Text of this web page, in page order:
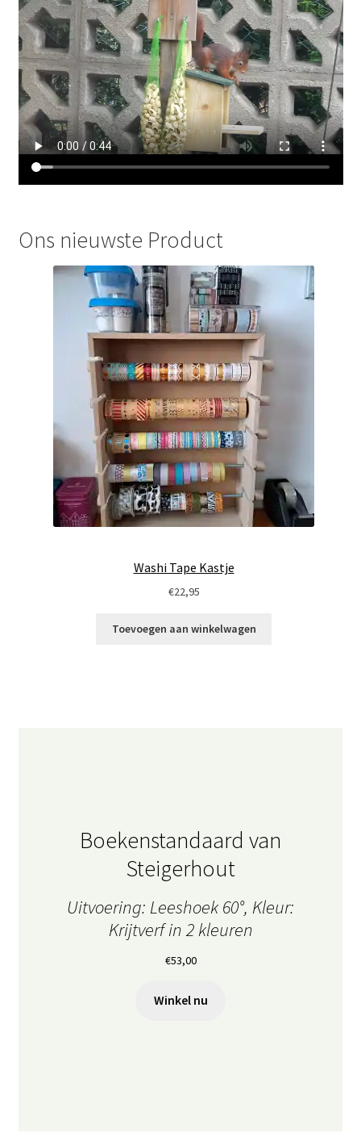
Ons nieuwste Product
Washi Tape Kastje
€22,95
Toevoegen aan winkelwagen
Boekenstandaard van
Steigerhout
Uitvoering: Leeshoek 60°, Kleur:
Krijtverf in 2 kleuren
€53,00
Winkel nu